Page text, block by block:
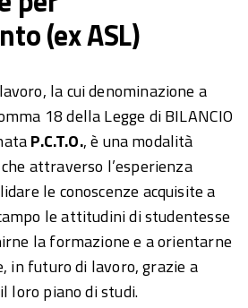
(ex ASL)
la cui denominazione a
18 della Legge di BILANCIO
P.C.T.O., è una modalità
attraverso l’esperienza
le conoscenze acquisite a
le attitudini di studentesse
la formazione e a orientarne
in futuro di lavoro, grazie a
loro piano di studi.